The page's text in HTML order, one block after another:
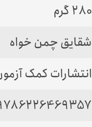
280 گرم
شقایق چمن خواه
انتشارات کمک